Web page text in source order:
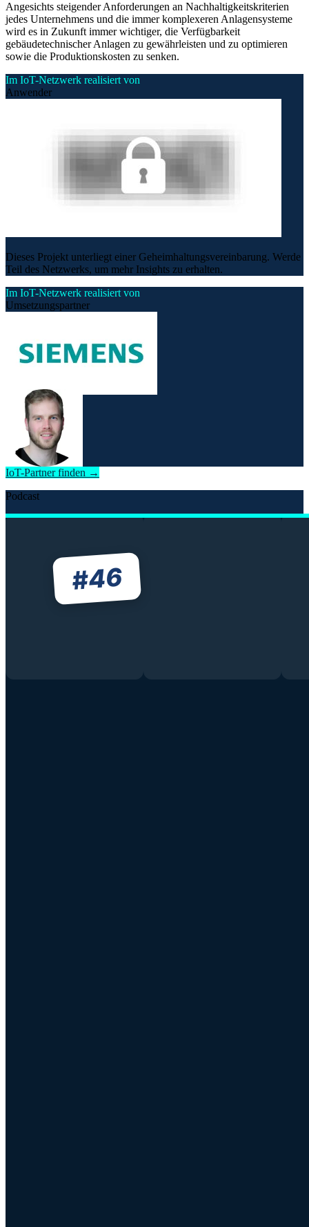
Angesichts steigender Anforderungen an Nachhaltigkeitskriterien
jedes Unternehmens und die immer komplexeren Anlagensysteme
wird es in Zukunft immer wichtiger, die Verfügbarkeit
gebäudetechnischer Anlagen zu gewährleisten und zu optimieren
sowie die Produktionskosten zu senken.
Im IoT-Netzwerk realisiert von
Anwender
Dieses Projekt unterliegt einer Geheimhaltungsvereinbarung. Werde
Teil des Netzwerks, um mehr Insights zu erhalten.
Im IoT-Netzwerk realisiert von
Umsetzungspartner
IoT-Partner finden →
Podcast
#46